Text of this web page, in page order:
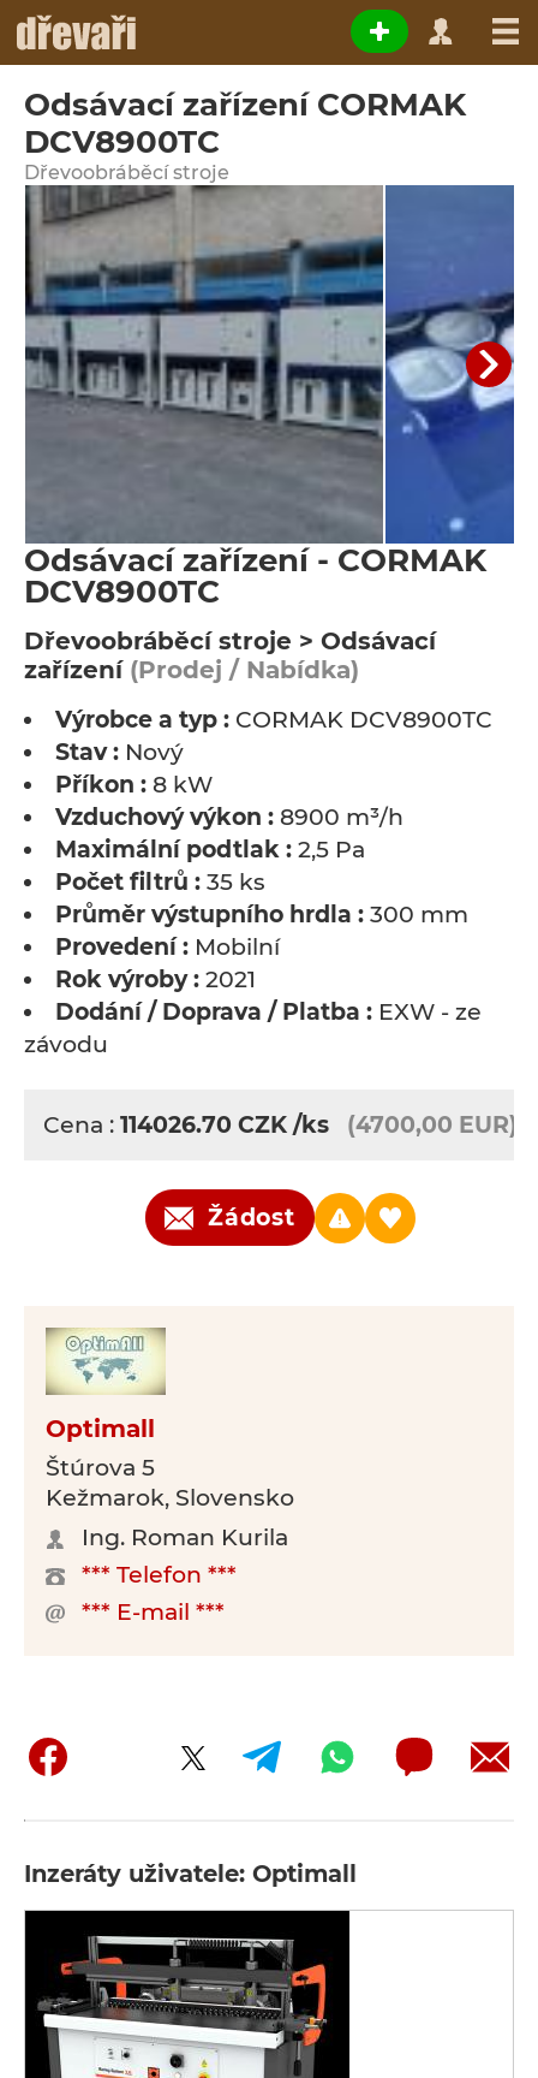
Odsávací zařízení CORMAK
DCV8900TC
Dřevoobráběcí stroje
Odsávací zařízení - CORMAK
DCV8900TC
Dřevoobráběcí stroje > Odsávací
zařízení(Prodej / Nabídka)
Výrobce a typ : CORMAK DCV8900TC
Stav : Nový
Příkon : 8 kW
Vzduchový výkon : 8900 m³/h
Maximální podtlak : 2,5 Pa
Počet filtrů : 35 ks
Průměr výstupního hrdla : 300 mm
Provedení : Mobilní
Rok výroby : 2021
Dodání / Doprava / Platba : EXW - ze
závodu
Cena : 114026.70 CZK /ks (4700,00 EUR)
Žádost
Optimall
Štúrova 5
Kežmarok, Slovensko
Ing. Roman Kurila
*** Telefon ***
*** E-mail ***
Inzeráty uživatele: Optimall